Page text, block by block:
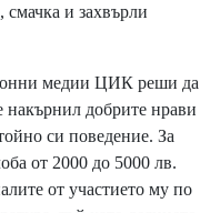
смачка и захвърли
медии ЦИК реши да
накърнил добрите нрави
си поведение. За
от 2000 до 5000 лв.
от участието му по